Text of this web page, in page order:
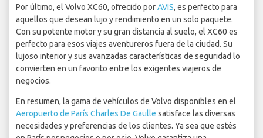
Por último, el Volvo XC60, ofrecido porAVIS, es perfecto para
aquellos que desean lujo y rendimiento en un solo paquete.
Con su potente motor y su gran distancia al suelo, el XC60 es
perfecto para esos viajes aventureros fuera de la ciudad. Su
lujoso interior y sus avanzadas características de seguridad lo
convierten en un favorito entre los exigentes viajeros de
negocios.
En resumen, la gama de vehículos de Volvo disponibles en el
Aeropuerto de París Charles De Gaulle satisface las diversas
necesidades y preferencias de los clientes. Ya sea que estés